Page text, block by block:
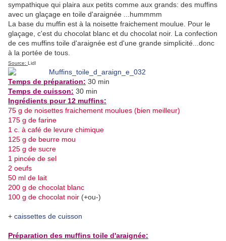
sympathique qui plaira aux petits comme aux grands: des muffins
avec un glaçage en toile d'araignée ...hummmm
La base du muffin est à la noisette fraichement moulue. Pour le
glaçage, c'est du chocolat blanc et du chocolat noir. La confection
de ces muffins toile d'araignée est d'une grande simplicité...donc
à la portée de tous.
Source: Lidl
Temps de préparation: 30 min
Temps de cuisson: 30 min
Ingrédients pour 12 muffins:
75 g de noisettes fraichement moulues (bien meilleur)
175 g de farine
1 c. à café de levure chimique
125 g de beurre mou
125 g de sucre
1 pincée de sel
2 oeufs
50 ml de lait
200 g de chocolat blanc
100 g de chocolat noir (+ou-)
+ caissettes de cuisson
Préparation des muffins toile d'araignée: